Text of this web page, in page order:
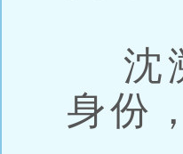
沈
身份